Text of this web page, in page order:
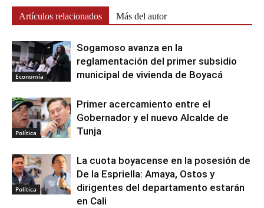
Artículos relacionados Más del autor
Economía
Sogamoso avanza en la
reglamentación del primer subsidio
municipal de vivienda de Boyacá
Política
Primer acercamiento entre el
Gobernador y el nuevo Alcalde de
Tunja
Política
La cuota boyacense en la posesión de
De la Espriella: Amaya, Ostos y
dirigentes del departamento estarán
en Cali